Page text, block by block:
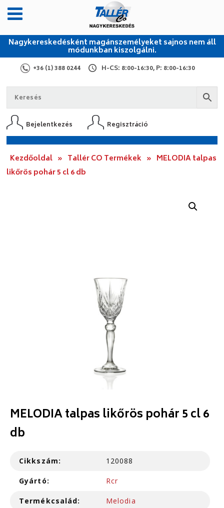
Nagykereskedésként magánszemélyeket sajnos nem áll
módunkban kiszolgálni.
+36 (1) 388 0244 H-CS: 8:00-16:30, P: 8:00-16:30
Bejelentkezés Regisztráció
Kezdőoldal » Tallér CO Termékek » MELODIA talpas
likőrös pohár 5 cl 6 db
MELODIA talpas likőrös pohár 5 cl 6
db
Cikkszám: 120088
Gyártó: Rcr
Termékcsalád: Melodia